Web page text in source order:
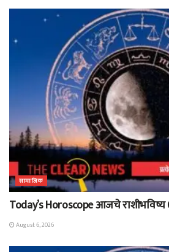
सामाजिक
Today’s Horoscope आजचे
August 6, 2026